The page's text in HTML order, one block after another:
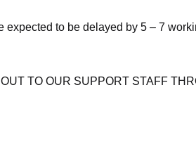
to be delayed by 5 – 7
TO OUR SUPPORT STAFF